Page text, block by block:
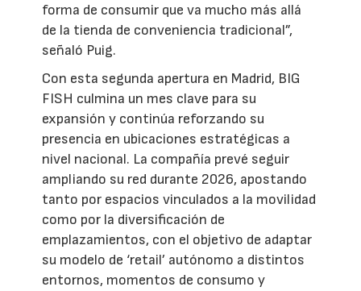
forma de consumir que va mucho más allá
de la tienda de conveniencia tradicional”,
señaló Puig.
Con esta segunda apertura en Madrid, BIG
FISH culmina un mes clave para su
expansión y continúa reforzando su
presencia en ubicaciones estratégicas a
nivel nacional. La compañía prevé seguir
ampliando su red durante 2026, apostando
tanto por espacios vinculados a la movilidad
como por la diversificación de
emplazamientos, con el objetivo de adaptar
su modelo de ‘retail’ autónomo a distintos
entornos, momentos de consumo y